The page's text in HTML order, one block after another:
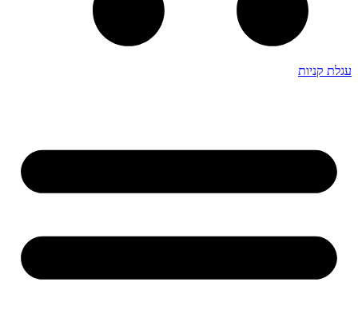
עגלת קניות